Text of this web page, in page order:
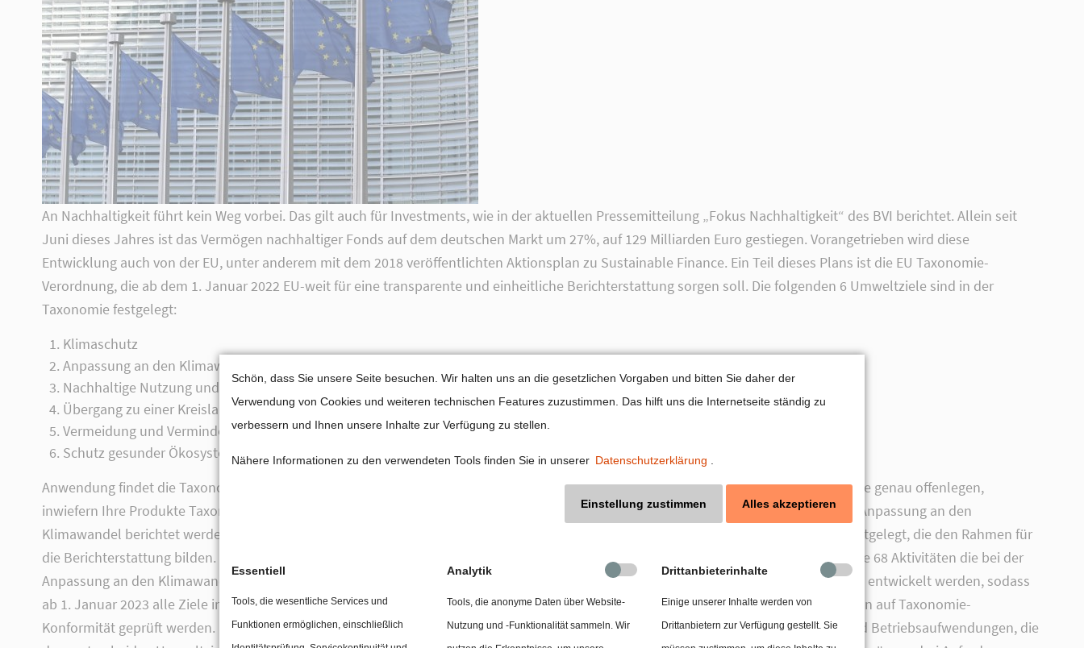
Lorem ipsum dolor sit amet,
consectetuer adipiscing elit.
Aenean commodo ligula eget dolor.
Aenean massa. Cum sociis natoque
penatibus et magnis dis parturient
montes, nascetur ridiculus mus. Donec
quam felis, ultricies nec.
An Nachhaltigkeit führt kein Weg vorbei. Das gilt auch für Investments, wie in der aktuellen Pressemitteilung „Fokus Nachhaltigkeit“ des BVI berichtet. Allein seit
Juni dieses Jahres ist das Vermögen nachhaltiger Fonds auf dem deutschen Markt um 27%, auf 129 Milliarden Euro gestiegen. Vorangetrieben wird diese
Entwicklung auch von der EU, unter anderem mit dem 2018 veröffentlichten Aktionsplan zu Sustainable Finance. Ein Teil dieses Plans ist die EU Taxonomie-
Verordnung, die ab dem 1. Januar 2022 EU-weit für eine transparente und einheitliche Berichterstattung sorgen soll. Die folgenden 6 Umweltziele sind in der
Taxonomie festgelegt:
Klimaschutz
Anpassung an den Klimawandel
Nachhaltige Nutzung und Schutz von Wasser
Übergang zu einer Kreislaufwirtschaft
Vermeidung und Verminderung der Umweltverschmutzung
Schutz gesunder Ökosysteme
Anwendung findet die Taxonomie bei Unternehmen und vor allem bei Finanzprodukten. Finanzdienstleister müssen laut der Taxonomie genau offenlegen,
inwiefern Ihre Produkte Taxonomie-konform sind. Für das Geschäftsjahr 2021 muss nur über die ersten beiden Ziele, Klimaschutz und Anpassung an den
Klimawandel berichtet werden. Für diese hat die Technical Expert Group (TEG) bereits sogenannte Technical Screening Criteria (TSC) festgelegt, die den Rahmen für
die Berichterstattung bilden. Bis jetzt hat die TEG für 70 Aktivitäten in acht Sektoren die zum Klimaschutz beitragen können, und weitere 68 Aktivitäten die bei der
Anpassung an den Klimawandel förderlich sein können, Kriterien entwickelt. Die Kriterien für die verbleibenden vier Ziele sollen zeitnah entwickelt werden, sodass
ab 1. Januar 2023 alle Ziele in die Berichterstattung eingebunden sind. Mithilfe der Kriterien können einzelne Aktionen der Unternehmen auf Taxonomie-
Konformität geprüft werden. In der Praxis bedeutet das, Unternehmen werden über ihre Umsatzerlöse, sowie Investitionsausgaben und Betriebsaufwendungen, die
Cookie-Einstellungen
Schön, dass Sie unsere Seite besuchen. Wir halten uns an die gesetzlichen Vorgaben und bitten Sie daher der
Verwendung von Cookies und weiteren technischen Features zuzustimmen. Das hilft uns die Internetseite ständig zu
verbessern und Ihnen unsere Inhalte zur Verfügung zu stellen.
Nähere Informationen zu den verwendeten Tools finden Sie in unserer Datenschutzerklärung
Einstellung zustimmen Alles akzeptieren
Essentiell
Tools, die wesentliche Services und
Funktionen ermöglichen, einschließlich
Analytik
Tools, die anonyme Daten über Website-
Nutzung und -Funktionalität sammeln. Wir
Drittanbieterinhalte
Einige unserer Inhalte werden von
Drittanbietern zur Verfügung gestellt. Sie